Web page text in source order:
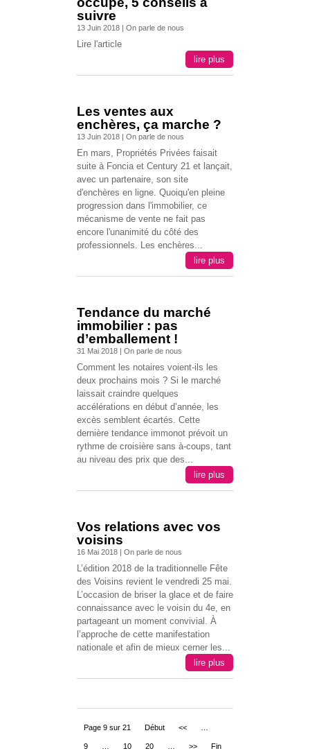
suivre
13 Juin 2018| On parle de nous
Lire l'article
lire plus
Les ventes aux
enchères, ça marche ?
13 Juin 2018| On parle de nous
En mars, Propriétés Privées faisait
suite à Foncia et Century 21 et lançait,
avec un partenaire, son site
d'enchères en ligne. Quoiqu'en pleine
progression dans l'immobilier, ce
mécanisme de vente ne fait pas
encore l'unanimité du côté des
professionnels. Les enchères...
lire plus
Tendance du marché
immobilier : pas
d’emballement !
31 Mai 2018| On parle de nous
Comment les notaires voient-ils les
deux prochains mois ? Si le marché
laissait craindre quelques
accélérations en début d’année, les
excès semblent écartés. Cette
dernière tendance immonot prévoit un
rythme de croisière sans à-coups, tant
au niveau des prix que des...
lire plus
Vos relations avec vos
voisins
16 Mai 2018| On parle de nous
L’édition 2018 de la traditionnelle Fête
des Voisins revient le vendredi 25 mai.
L’occasion de briser la glace et de faire
connaissance avec le voisin du 4e, en
partageant un moment convivial. À
l’approche de cette manifestation
nationale et afin de mieux cerner les...
lire plus
Page 9 sur 21 Début <<
9 10 20 >> Fin